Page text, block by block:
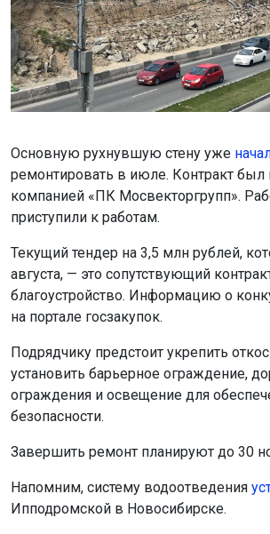
Основную рухнувшую стену уже
ремонтировать в июле. Контракт был
компанией «ПК Мосвекторгрупп».
приступили к работам.
Текущий тендер на 3,5 млн рублей,
августа, — это сопутствующий
благоустройство. Информацию о
на портале госзакупок.
Подрядчику предстоит укрепить
установить барьерное ограждение,
ограждения и освещение для
безопасности.
Завершить ремонт планируют до 30
Напомним, систему водоотведения
Ипподромской в Новосибирске.